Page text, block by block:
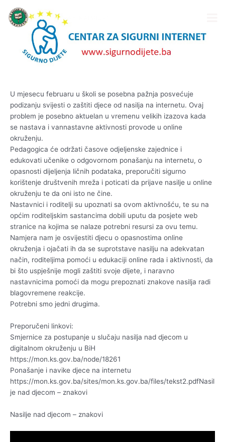
content
U mjesecu februaru u školi se posebna pažnja posvećuje
podizanju svijesti o zaštiti djece od nasilja na internetu. Ovaj
problem je posebno aktuelan u vremenu velikih izazova kada
se nastava i vannastavne aktivnosti provode u online
okruženju.
Pedagogica će održati časove odjeljenske zajednice i
edukovati učenike o odgovornom ponašanju na internetu, o
opasnosti dijeljenja ličnih podataka, preporučiti sigurno
korištenje društvenih mreža i poticati da prijave nasilje u online
okruženju te da oni isto ne čine.
Nastavnici i roditelji su upoznati sa ovom aktivnošću, te su na
općim roditeljskim sastancima dobili uputu da posjete web
stranice na kojima se nalaze potrebni resursi za ovu temu.
Namjera nam je osvijestiti djecu o opasnostima online
okruženja i ojačati ih da se suprotstave nasilju na adekvatan
način, roditeljima pomoći u edukaciji online rada i aktivnosti, da
bi što uspješnije mogli zaštiti svoje dijete, i naravno
nastavnicima pomoći da mogu prepoznati znakove nasilja radi
blagovremene reakcije.
Potrebni smo jedni drugima.
Preporučeni linkovi:
Smjernice za postupanje u slučaju nasilja nad djecom u
digitalnom okruženju u BiH
https://mon.ks.gov.ba/node/18261
Ponašanje i navike djece na internetu
https://mon.ks.gov.ba/sites/mon.ks.gov.ba/files/tekst2.pdfNasil
je nad djecom – znakovi
Nasilje nad djecom – znakovi
navigation